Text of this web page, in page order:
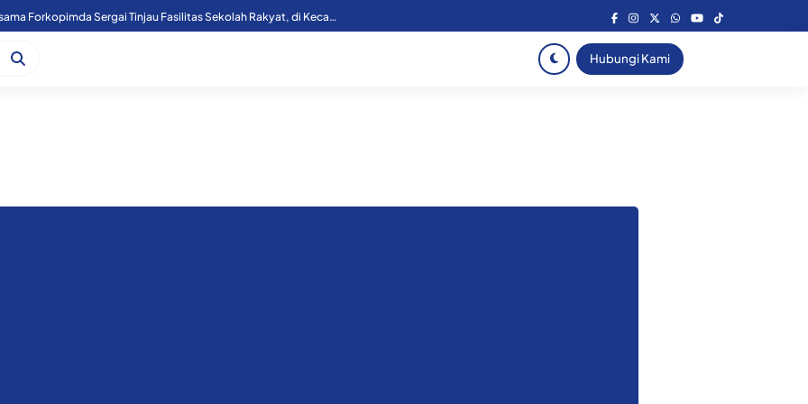
Kapoolres Sergai Bersama Forkopimda Sergai Tinjau Fasilitas Sekolah Rakyat, di Kecamatan Firdaus.
Hubungi Kami